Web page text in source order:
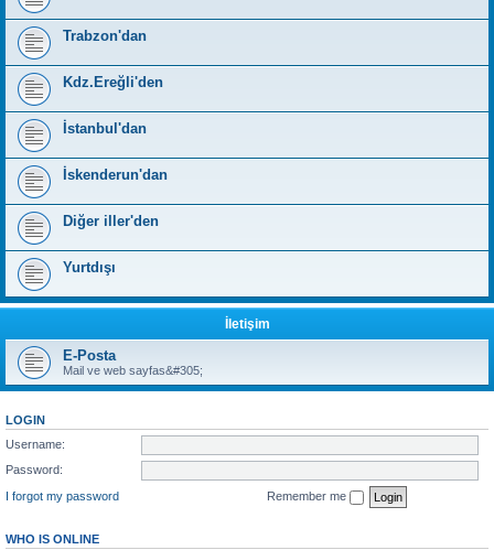
Trabzon'dan
Kdz.Ereğli'den
İstanbul'dan
İskenderun'dan
Diğer iller'den
Yurtdışı
İletişim
E-Posta
Mail ve web sayfas&#305;
LOGIN
Username:
Password:
I forgot my password
Remember me
WHO IS ONLINE